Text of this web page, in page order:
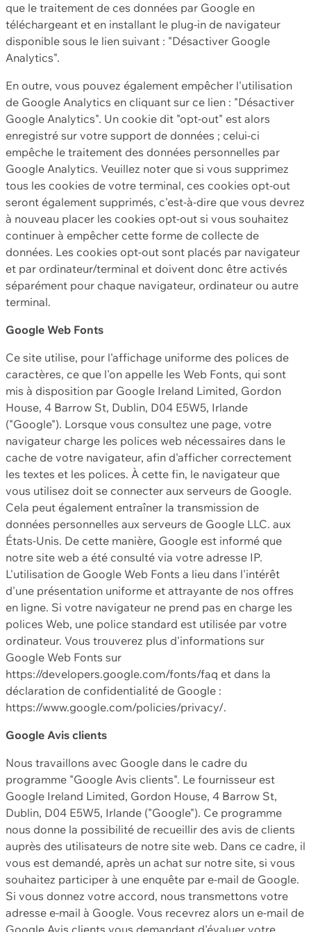
que le traitement de ces données par Google en
téléchargeant et en installant le plug-in de navigateur
disponible sous le lien suivant : "Désactiver Google
Analytics".
En outre, vous pouvez également empêcher l'utilisation
de Google Analytics en cliquant sur ce lien : "Désactiver
Google Analytics". Un cookie dit "opt-out" est alors
enregistré sur votre support de données ; celui-ci
empêche le traitement des données personnelles par
Google Analytics. Veuillez noter que si vous supprimez
tous les cookies de votre terminal, ces cookies opt-out
seront également supprimés, c'est-à-dire que vous devrez
à nouveau placer les cookies opt-out si vous souhaitez
continuer à empêcher cette forme de collecte de
données. Les cookies opt-out sont placés par navigateur
et par ordinateur/terminal et doivent donc être activés
séparément pour chaque navigateur, ordinateur ou autre
terminal.
Google Web Fonts
Ce site utilise, pour l'affichage uniforme des polices de
caractères, ce que l'on appelle les Web Fonts, qui sont
mis à disposition par Google Ireland Limited, Gordon
House, 4 Barrow St, Dublin, D04 E5W5, Irlande
("Google"). Lorsque vous consultez une page, votre
navigateur charge les polices web nécessaires dans le
cache de votre navigateur, afin d'afficher correctement
les textes et les polices. À cette fin, le navigateur que
vous utilisez doit se connecter aux serveurs de Google.
Cela peut également entraîner la transmission de
données personnelles aux serveurs de Google LLC. aux
États-Unis. De cette manière, Google est informé que
notre site web a été consulté via votre adresse IP.
L'utilisation de Google Web Fonts a lieu dans l'intérêt
d'une présentation uniforme et attrayante de nos offres
en ligne. Si votre navigateur ne prend pas en charge les
polices Web, une police standard est utilisée par votre
ordinateur. Vous trouverez plus d'informations sur
Google Web Fonts sur
https://developers.google.com/fonts/faq et dans la
déclaration de confidentialité de Google :
https://www.google.com/policies/privacy/.
Google Avis clients
Nous travaillons avec Google dans le cadre du
programme "Google Avis clients". Le fournisseur est
Google Ireland Limited, Gordon House, 4 Barrow St,
Dublin, D04 E5W5, Irlande ("Google"). Ce programme
nous donne la possibilité de recueillir des avis de clients
auprès des utilisateurs de notre site web. Dans ce cadre, il
vous est demandé, après un achat sur notre site, si vous
souhaitez participer à une enquête par e-mail de Google.
Si vous donnez votre accord, nous transmettons votre
adresse e-mail à Google. Vous recevrez alors un e-mail de